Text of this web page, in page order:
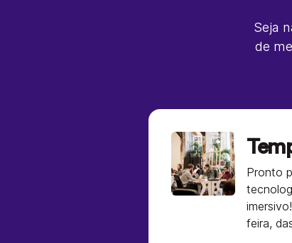
Seja
de
Pronto
feira,